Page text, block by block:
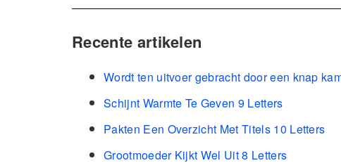
Recente artikelen
Wordt ten uitvoer gebracht door een knap
Schijnt Warmte Te Geven 9 Letters
Pakten Een Overzicht Met Titels 10 Letters
Grootmoeder Kijkt Wel Uit 8 Letters